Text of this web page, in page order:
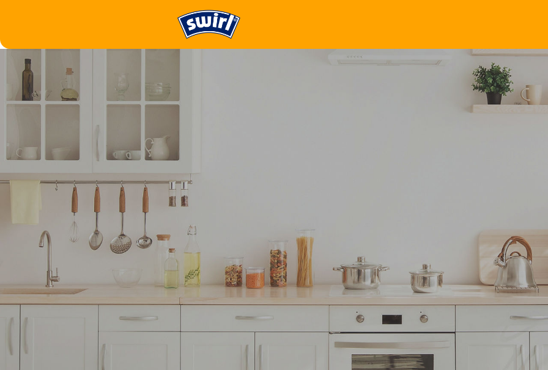
Für Küchen- und Haushaltsabfälle